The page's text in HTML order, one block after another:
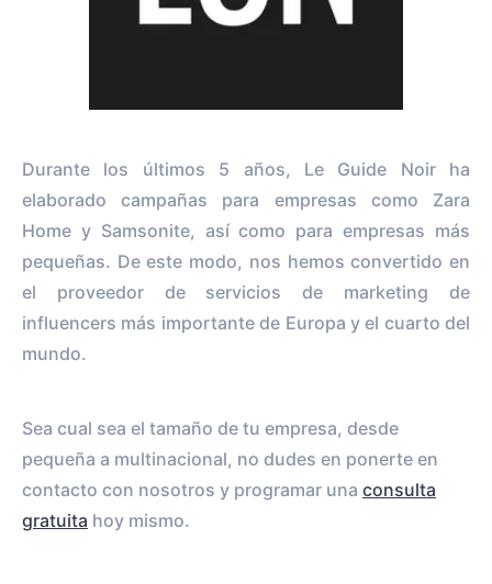
Durante los últimos 5 años, Le Guide Noir ha
elaborado campañas para empresas como Zara
Home y Samsonite, así como para empresas más
pequeñas. De este modo, nos hemos convertido en
el proveedor de servicios de marketing de
influencers más importante de Europa y el cuarto del
mundo.
Sea cual sea el tamaño de tu empresa, desde
pequeña a multinacional, no dudes en ponerte en
contacto con nosotros y programar una consulta
gratuita hoy mismo.